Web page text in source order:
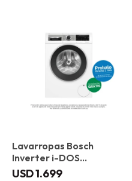
Lavarropas Bosch
Inverter i-DOS
WGG244F1ES 9 kg
USD1.699